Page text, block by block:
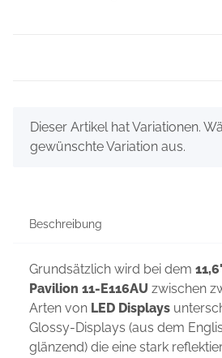
x
Dieser Artikel hat Variationen.
gewünschte Variation aus.
Beschreibung
Grundsätzlich wird bei dem
Pavilion 11-E116AU zwischen
Arten von LED Displays
Glossy-Displays (aus dem
glänzend) die eine stark